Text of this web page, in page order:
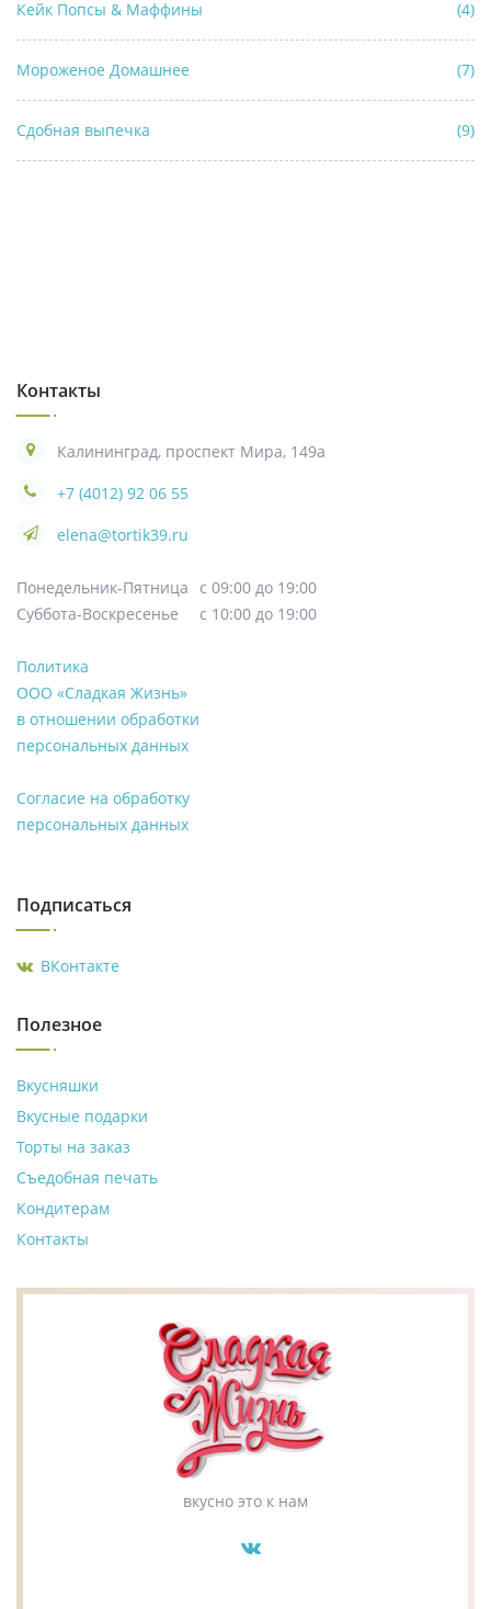
Кейк Попсы & Маффины (4)
Мороженое Домашнее (7)
Сдобная выпечка (9)
Контакты
Калининград, проспект Мира, 149а
+7 (4012) 92 06 55
elena@tortik39.ru
Понедельник-Пятница
с 09:00 до 19:00
Суббота-Воскресенье
с 10:00 до 19:00
Политика
ООО «Сладкая Жизнь»
в отношении обработки
персональных данных
Согласие на обработку
персональных данных
Подписаться
ВКонтакте
Полезное
Вкусняшки
Вкусные подарки
Торты на заказ
Съедобная печать
Кондитерам
Контакты
вкусно это к нам